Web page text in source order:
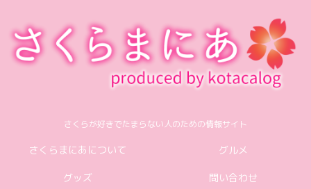
さくらが好きでたまらない人のための情報サイト
さくらまにあについて グルメ
グッズ 問い合わせ